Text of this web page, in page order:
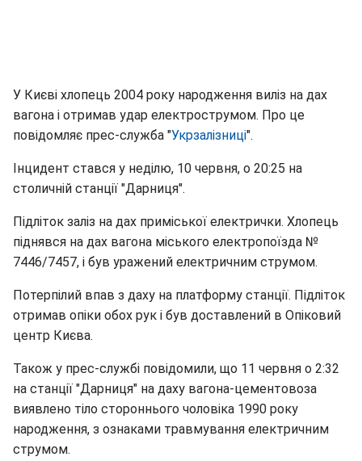
У Києві хлопець 2004 року народження виліз на дах
вагона і отримав удар електрострумом. Про це
повідомляє прес-служба "Укрзалізниці".
Інцидент стався у неділю, 10 червня, о 20:25 на
столичній станції "Дарниця".
Підліток заліз на дах приміської електрички. Хлопець
піднявся на дах вагона міського електропоїзда №
7446/7457, і був уражений електричним струмом.
Потерпілий впав з даху на платформу станції. Підліток
отримав опіки обох рук і був доставлений в Опіковий
центр Києва.
Також у прес-службі повідомили, що 11 червня о 2:32
на станції "Дарниця" на даху вагона-цементовоза
виявлено тіло стороннього чоловіка 1990 року
народження, з ознаками травмування електричним
струмом.